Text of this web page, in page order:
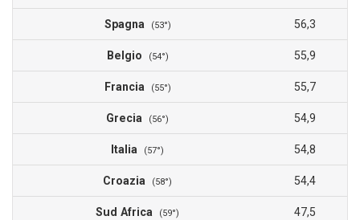
Spagna (53°) 56,3
Belgio (54°) 55,9
Francia (55°) 55,7
Grecia (56°) 54,9
Italia (57°) 54,8
Croazia (58°) 54,4
Sud Africa (59°) 47,5